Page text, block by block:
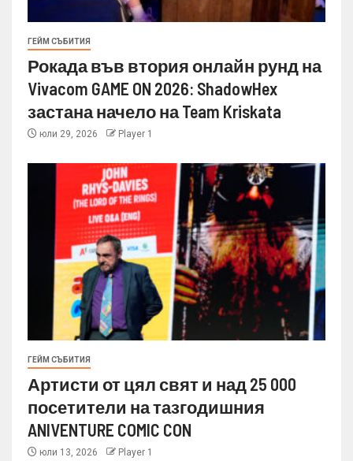
ГЕЙМ СЪБИТИЯ
Рокада във втория онлайн рунд на
Vivacom GAME ON 2026: ShadowHex
застана начело на Team Kriskata
юли 29, 2026 Player 1
ГЕЙМ СЪБИТИЯ
Артисти от цял свят и над 25 000
посетители на тазгодишния
ANIVENTURE COMIC CON
юли 13, 2026 Player 1